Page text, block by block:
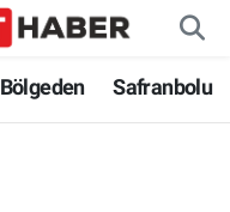
Bölgeden Safranbolu